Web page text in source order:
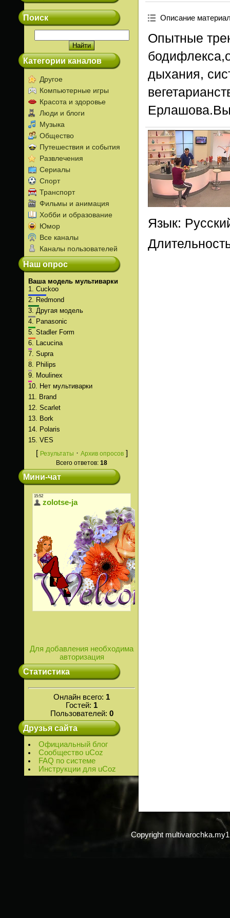
Поиск
Категории каналов
Другое
Компьютерные игры
Красота и здоровье
Люди и блоги
Музыка
Общество
Путешествия и события
Развлечения
Сериалы
Спорт
Транспорт
Фильмы и анимация
Хобби и образование
Юмор
Все каналы
Каналы пользователей
Наш опрос
Ваша модель мультиварки
1. Cuckoo
2.
Redmond
3. Другая модель
4.
Panasonic
5. Stadler Form
6.
Lacucina
7. Supra
8.
Philips
9.
Moulinex
10.
Нет мультиварки
11.
Brand
12. Scarlet
13.
Bork
14.
Polaris
15. VES
[ Результаты · Архив опросов]
Всего ответов: 18
Мини-чат
Для добавления необходима
авторизация
Статистика
Онлайн всего: 1
Гостей: 1
Пользователей: 0
Друзья сайта
Официальный блог
Сообщество uCoz
FAQ по системе
Инструкции для uCoz
Описание
Опытные
дыхания,
Язык:
Copyright